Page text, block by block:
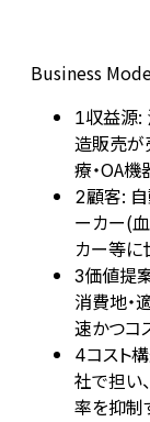
Business
1収益源:
造販売が
療・OA
2顧客:
ーカー(
カー等に
3価値提
消費地・
速かつコ
4コスト
社で担い
率を抑制